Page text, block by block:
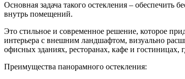
Основная задача такого остекления –
внутрь помещений.
Это стильное и современное решение, которое
интерьера с внешним ландшафтом, визуально
офисных зданиях, ресторанах, кафе и
Преимущества панорамного остекления: